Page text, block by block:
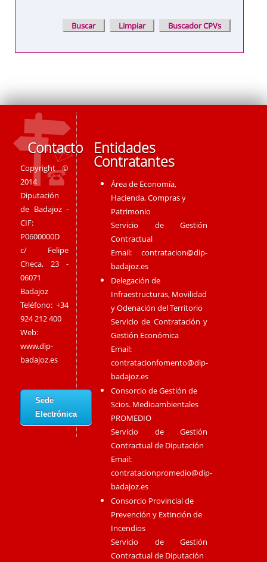
Contacto
Copyright ©
2014
Diputación
de Badajoz -
CIF:
P0600000D
c/ Felipe
Checa, 23 -
06071
Badajoz
Teléfono: +34
924 212 400
Web:
www.dip-
badajoz.es
Sede
Electrónica
Entidades
Contratantes
Área de Economía,
Hacienda, Compras y
Patrimonio
Servicio de Gestión
Contractual
Email:contratacion@dip-
badajoz.es
Delegación de
Infraestructuras, Movilidad
y Odenación del Territorio
Servicio de Contratación y
Gestión Económica
Email:
contratacionfomento@dip-
badajoz.es
Consorcio de Gestión de
Scios. Medioambientales
PROMEDIO
Servicio de Gestión
Contractual de Diputación
Email:
contratacionpromedio@dip-
badajoz.es
Consorcio Provincial de
Prevención y Extinción de
Incendios
Servicio de Gestión
Contractual de Diputación